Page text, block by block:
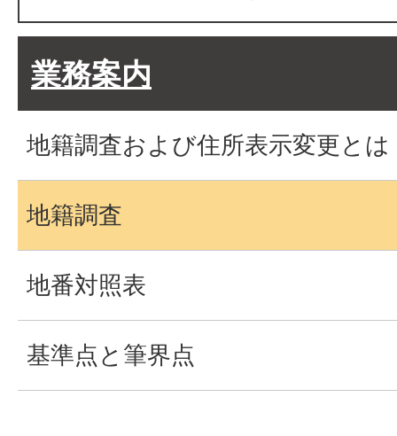
業務案内
地籍調査および住所表示変更とは
地籍調査
地番対照表
基準点と筆界点